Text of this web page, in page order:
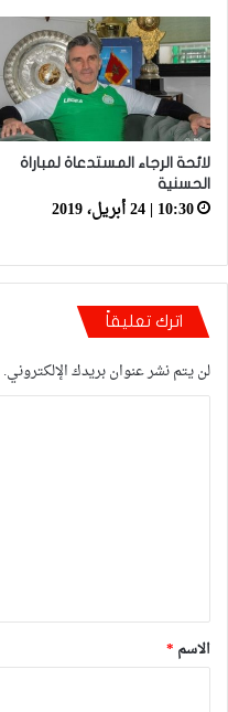
لائحة الرجاء المستدعاة لمباراة
الحسنية
10:30 | 24 أبريل، 2019
اترك تعليقاً
لن يتم نشر عنوان بريدك الإلكتروني.
*
الاسم *